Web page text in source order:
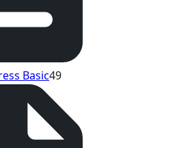
Basic49